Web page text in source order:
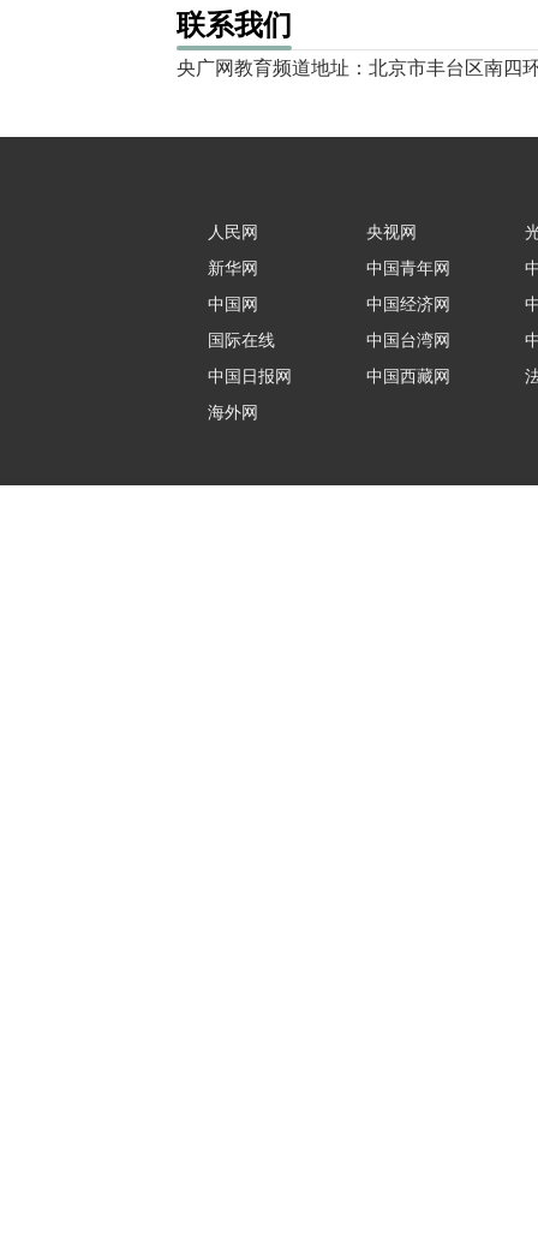
联系我们
央广网教育频道地址：北京市丰台区南
人民网
新华网
中国网
国际在线
中国日报网
海外网
央视网
中国青年网
中国经济网
中国台湾网
中国西藏网